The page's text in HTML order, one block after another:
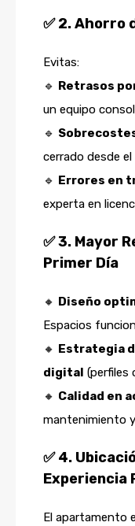
✅2. Ahorro
Evitas:
🔹 Retrasos
un equipo
🔹
cerrado desde el
🔹 Errores en
experta en
✅3. Mayor
Primer Día
🔸 Diseño
Espacios
🔸 Estrategia
digital (perfiles
🔸 Calidad en
mantenimiento
✅4.
Experiencia
El apartamento